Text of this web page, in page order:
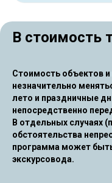
В стоимость
Стоимость объектов
незначительно
лето и праздничные
непосредственно
В отдельных случаях
обстоятельства
программа может
экскурсовода.